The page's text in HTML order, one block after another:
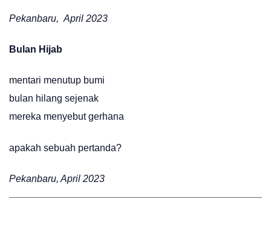
Pekanbaru, April 2023
Bulan Hijab
mentari menutup bumi
bulan hilang sejenak
mereka menyebut gerhana
apakah sebuah pertanda?
Pekanbaru, April 2023